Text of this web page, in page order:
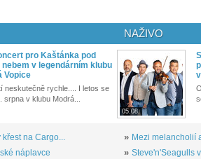
pro Kaštánka pod
v legendárním klubu
Vopice
neskutečně rychle.... I letos se
srpna v klubu Modrá...
křest na Cargo...
náplavce
NAŽIVO
05.08.
» Mezi melancholií
» Steve'n'Seagulls